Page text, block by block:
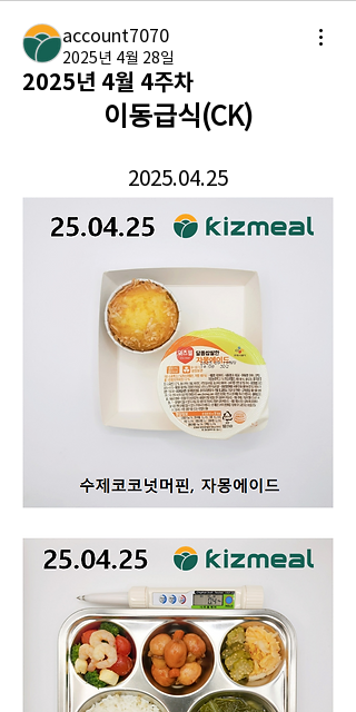
account7070
2025년 4월 28일
2025년 4월 4주차
이동급식(CK)
2025.04.25